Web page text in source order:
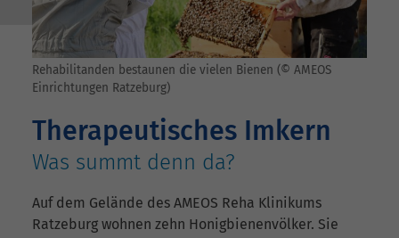
Rehabilitanden bestaunen die vielen Bienen (© AMEOS
Einrichtungen Ratzeburg)
Therapeutisches Imkern
Was summt denn da?
Auf dem Gelände des AMEOS Reha Klinikums
Ratzeburg wohnen zehn Honigbienenvölker. Sie